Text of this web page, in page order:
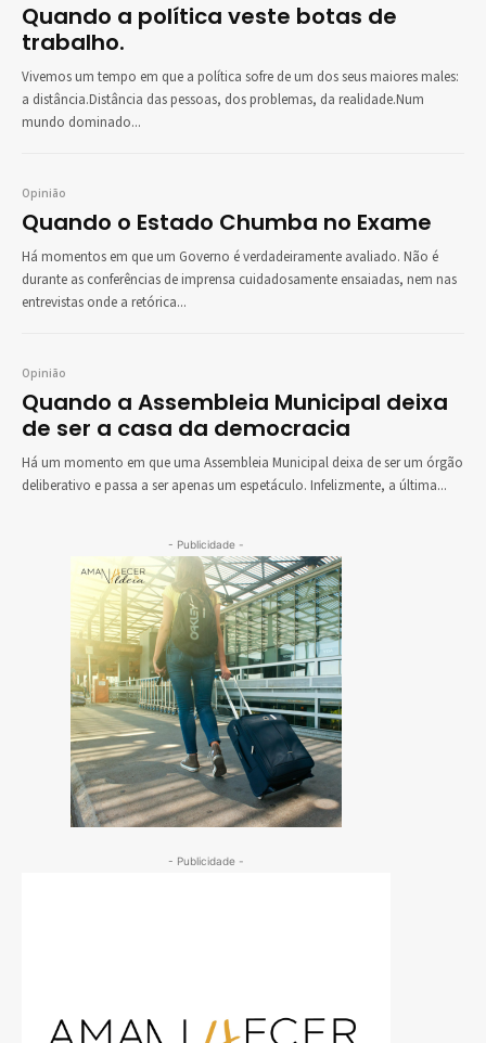
Quando a política veste botas de
trabalho.
Vivemos um tempo em que a política sofre de um dos seus maiores males:
a distância.Distância das pessoas, dos problemas, da realidade.Num
mundo dominado...
Opinião
Quando o Estado Chumba no Exame
Há momentos em que um Governo é verdadeiramente avaliado. Não é
durante as conferências de imprensa cuidadosamente ensaiadas, nem nas
entrevistas onde a retórica...
Opinião
Quando a Assembleia Municipal deixa
de ser a casa da democracia
Há um momento em que uma Assembleia Municipal deixa de ser um órgão
deliberativo e passa a ser apenas um espetáculo. Infelizmente, a última...
- Publicidade -
- Publicidade -